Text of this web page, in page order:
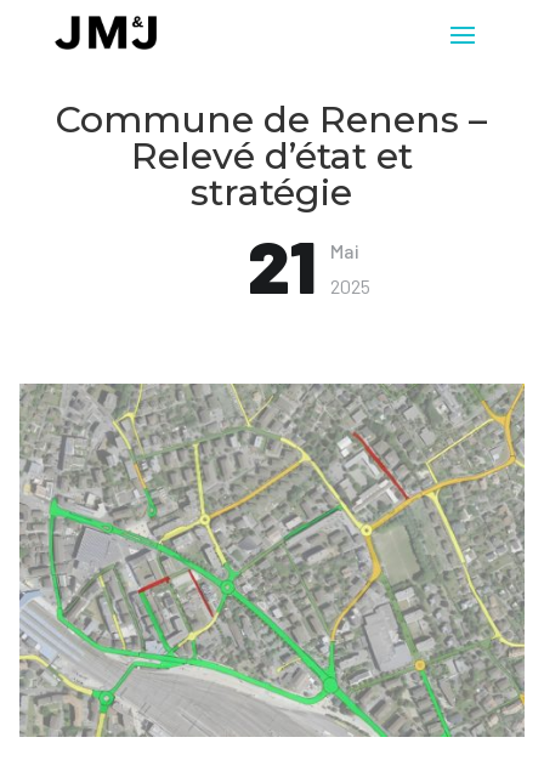
Commune de Renens –
Relevé d’état et
stratégie
21
Mai
2025